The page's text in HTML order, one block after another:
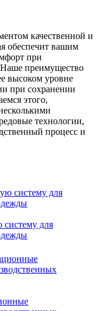
качественной и
обеспечит вашим
при
преимущество
высоком уровне
при сохранении
этого,
технологии,
процесс и
систему для